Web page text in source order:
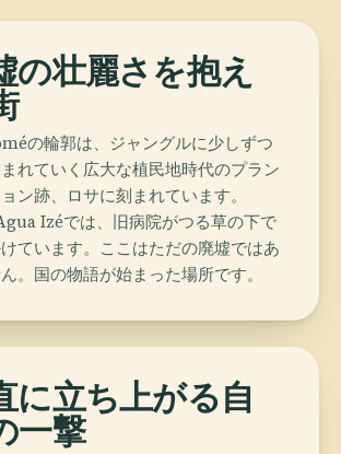
の壮麗さを抱え
の輪郭は、ジャングルに少しずつ
れていく広大な植民地時代のプラン
ン跡、ロサに刻まれています。
Izéでは、旧病院がつる草の下で
ています。ここはただの廃墟ではあ
。国の物語が始まった場所です。
に立ち上がる自
一撃